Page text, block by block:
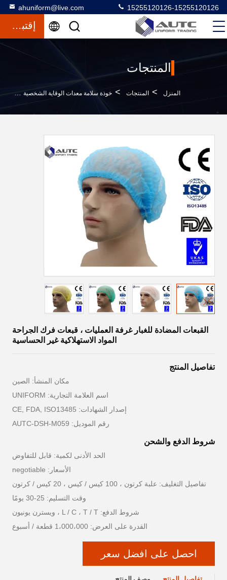
ahuniform@live.com 15255120126-15255120126
إقتباس
المنتجات
المنزل > المنتجات > خوذة سلامة معدات الوقاية الشخصية >
القبعات المضادة للغبار غرفة العمليات ، قبعات فرك الجراحة
المواد الاستهلاكية غير الحساسية
تفاصيل المنتج
مكان المنشأ: الصين
اسم العلامة التجارية: UNIFORM
إصدار الشهادات: CE, FDA, ISO13485
رقم الموديل: AUTC-DSH-M059
شروط الدفع والشحن
الحد الأدنى لكمية: قابل للتفاوض
الأسعار: negotiable
تفاصيل التغليف: علبة كرتون ، 100 كيس / كيس ، 20 كيس / كرتون
وقت التسليم: 25-30 يومًا
شروط الدفع: L / C ، T / T ، ويسترن يونيون
القدرة على العرض: 1،000،000 قطعة / أسبوع
احصل على افضل سعر